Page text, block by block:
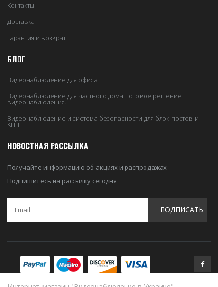
Контакты
Доставка
Гарантия и возврат
БЛОГ
Видеонаблюдение для офиса
Видеонаблюдение для частного дома. Готовое решение
видеонаблюдения.
Видеонаблюдение и система безопасности для блок-постов и
КПП
НОВОСТНАЯ РАССЫЛКА
Получайте информацию об акциях и распродажах
Подпишитесь на рассылку сегодня
ПОДПИСАТЬ